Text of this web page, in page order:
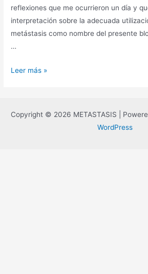
reflexiones que me ocurrieron un día y
interpretación sobre la adecuada
metástasis como nombre del presente
…
¿Por
Leer más »
Copyright © 2026 METASTASIS |
WordPress